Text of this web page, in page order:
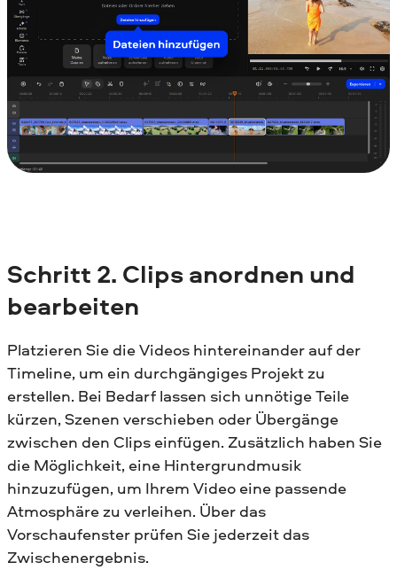
Schritt 2. Clips anordnen und
bearbeiten
Platzieren Sie die Videos hintereinander auf der
Timeline, um ein durchgängiges Projekt zu
erstellen. Bei Bedarf lassen sich unnötige Teile
kürzen, Szenen verschieben oder Übergänge
zwischen den Clips einfügen. Zusätzlich haben Sie
die Möglichkeit, eine Hintergrundmusik
hinzuzufügen, um Ihrem Video eine passende
Atmosphäre zu verleihen. Über das
Vorschaufenster prüfen Sie jederzeit das
Zwischenergebnis.